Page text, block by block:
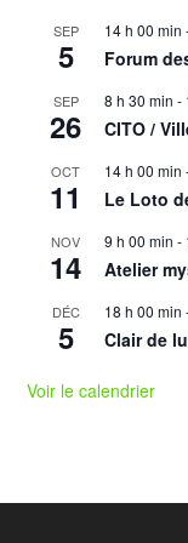
SEP
5
14 h 00 min
Forum
SEP
26
8 h 30 min -
CITO /
OCT
11
14 h 00 min
Le Loto
NOV
14
9 h 00 min -
Atelier
DÉC
5
18 h 00 min
Clair de
Voir le calendrier